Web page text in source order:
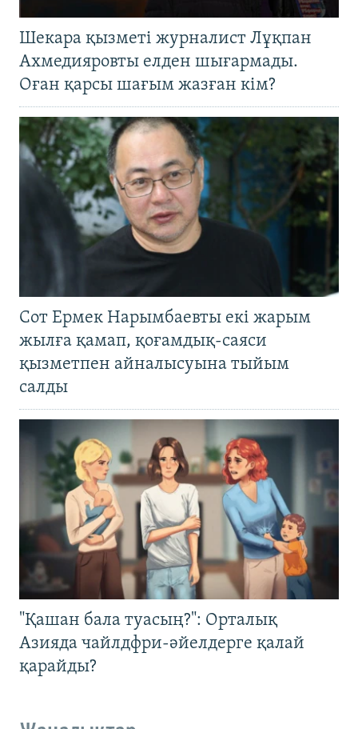
Шекара қызметі журналист Лұқпан
Ахмедияровты елден шығармады.
Оған қарсы шағым жазған кім?
Сот Ермек Нарымбаевты екі жарым
жылға қамап, қоғамдық-саяси
қызметпен айналысуына тыйым
салды
"Қашан бала туасың?": Орталық
Азияда чайлдфри-әйелдерге қалай
қарайды?